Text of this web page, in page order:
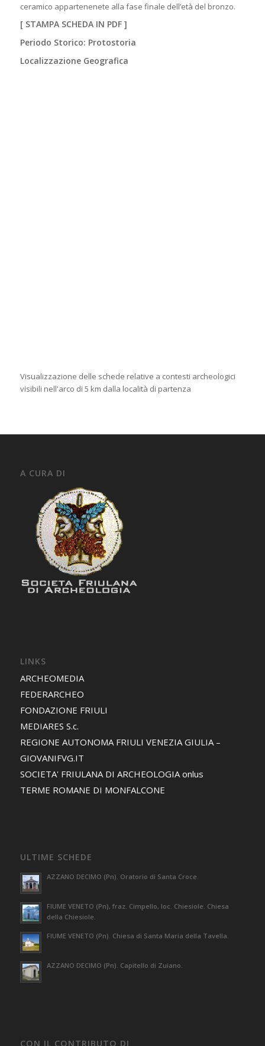
ceramico appartenenete alla fase finale dell’età del bronzo.
[ STAMPA SCHEDA IN PDF]
Periodo Storico: Protostoria
Localizzazione Geografica
Visualizzazione delle schede relative a contesti archeologici
visibili nell'arco di 5 km dalla località di partenza
A CURA DI
LINKS
ARCHEOMEDIA
FEDERARCHEO
FONDAZIONE FRIULI
MEDIARES S.c.
REGIONE AUTONOMA FRIULI VENEZIA GIULIA –
GIOVANIFVG.IT
SOCIETA' FRIULANA DI ARCHEOLOGIA onlus
TERME ROMANE DI MONFALCONE
ULTIME SCHEDE
AZZANO DECIMO (Pn). Oratorio di Santa Croce.
FIUME VENETO (Pn), fraz. Cimpello, loc. Chiesiole. Chiesa
della Chiesiole.
FIUME VENETO (Pn). Chiesa di Santa Maria della Tavella.
AZZANO DECIMO (Pn). Capitello di Zuiano.
CON IL CONTRIBUTO DI